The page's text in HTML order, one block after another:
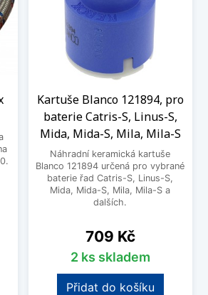
Kartuše Blanco 121894, pro
baterie Catris-S, Linus-S,
Mida, Mida-S, Mila, Mila-S
Náhradní keramická kartuše
Blanco 121894 určená pro vybrané
baterie řad Catris-S, Linus-S,
Mida, Mida-S, Mila, Mila-S a
dalších.
Cena
709 Kč
2 ks skladem
Přidat do košíku